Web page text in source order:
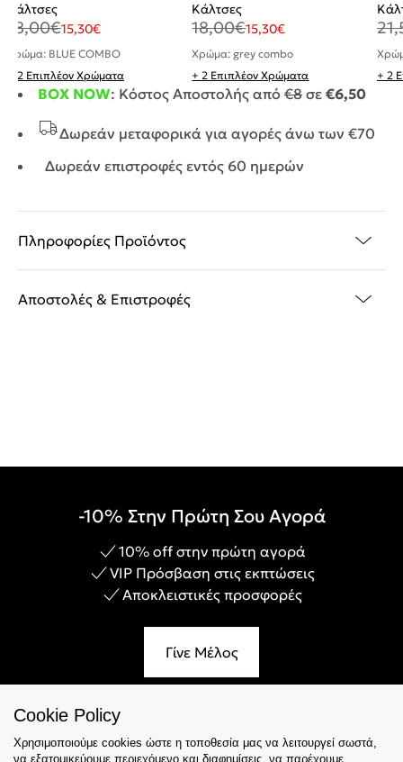
Κάλτσες
18,00€15,30€
Χρώμα: BLUE COMBO
+ 2 Επιπλέον Χρώματα
Κάλτσες
18,00€15,30€
Χρώμα: grey combo
+ 2 Επιπλέον Χρώματα
+ 2
BOX NOW: Κόστος Αποστολής από €8 σε €6,50
Δωρεάν μεταφορικά για αγορές άνω των €70
Δωρεάν επιστροφές εντός 60 ημερών
Πληροφορίες Προϊόντος
Αποστολές & Επιστροφές
-10% Στην Πρώτη Σου Αγορά
10% off στην πρώτη αγορά
VIP Πρόσβαση στις εκπτώσεις
Αποκλειστικές προσφορές
Γίνε Μέλος
Εξυπηρέτηση
Cookie Policy
Χρησιμοποιούμε cookies ώστε η τοποθεσία μας να λειτουργεί σωστά,
να εξατομικεύουμε περιεχόμενο και διαφημίσεις, να παρέχουμε